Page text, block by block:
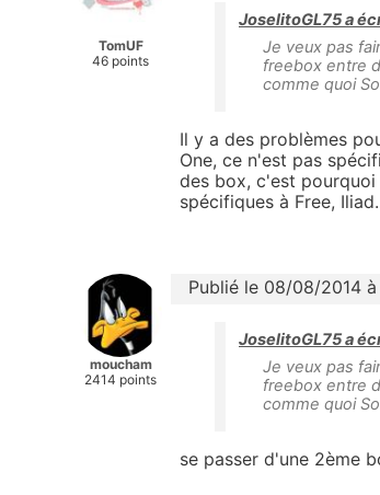
TomUF
46 points
JoselitoGL75 a
Je veux pas
freebox entre
comme quoi
Il y a des problèmes
One, ce n'est pas
des box, c'est
spécifiques à Free,
moucham
2414 points
Publié le 08/08/2014 à
JoselitoGL75 a
Je veux pas
freebox entre
comme quoi
se passer d'une 2ème